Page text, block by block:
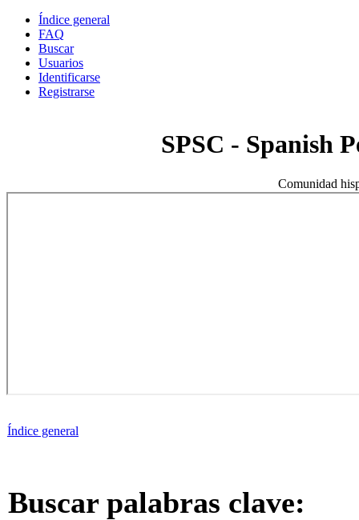
Índice general
FAQ
Buscar
Usuarios
Identificarse
Registrarse
SPSC - Spanish
Comunidad
Índice general
Buscar palabras clave: